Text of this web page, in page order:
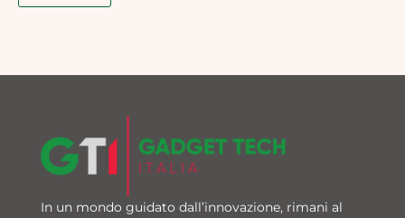
In un mondo guidato dall’innovazione, rimani al